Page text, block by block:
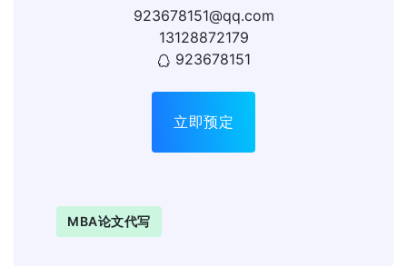
923678151@qq.com
13128872179
923678151
立即预定
MBA论文代写